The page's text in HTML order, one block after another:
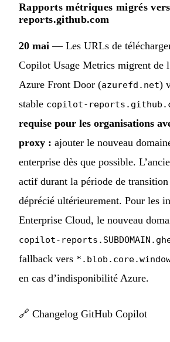
Rapports métriques migrés
reports.github.com
20 mai — Les URLs de
Copilot Usage Metrics migrent de
Azure Front Door (azurefd.net)
stable copilot-
requise pour les organisations
proxy : ajouter le nouveau
enterprise dès que possible.
actif durant la période de transition
déprécié ultérieurement. Pour les
Enterprise Cloud, le nouveau
copilot-
fallback vers
en cas d’indisponibilité Azure.
🔗 Changelog GitHub Copilot